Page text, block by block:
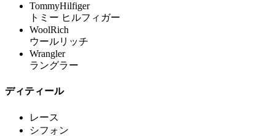
TommyHilfiger
トミー ヒルフィガー
WoolRich
ウールリッチ
Wrangler
ラングラー
ディティール
レース
シフォン